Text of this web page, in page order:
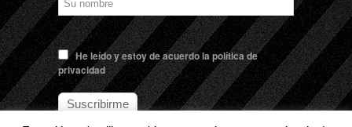
He leído y estoy de acuerdo la política de
privacidad